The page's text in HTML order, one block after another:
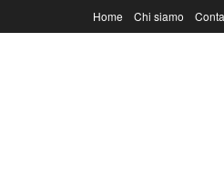
Home Chi siamo